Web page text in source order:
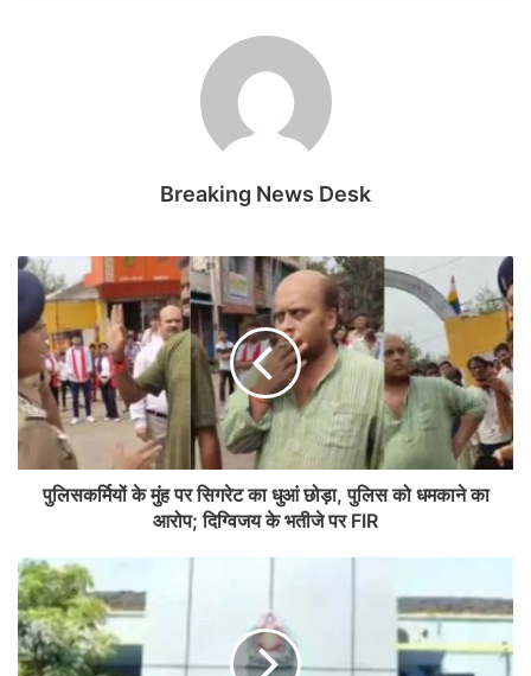
Breaking News Desk
पुलिसकर्मियों के मुंह पर सिगरेट का धुआं छोड़ा, पुलिस को धमकाने का
आरोप; दिग्विजय के भतीजे पर FIR